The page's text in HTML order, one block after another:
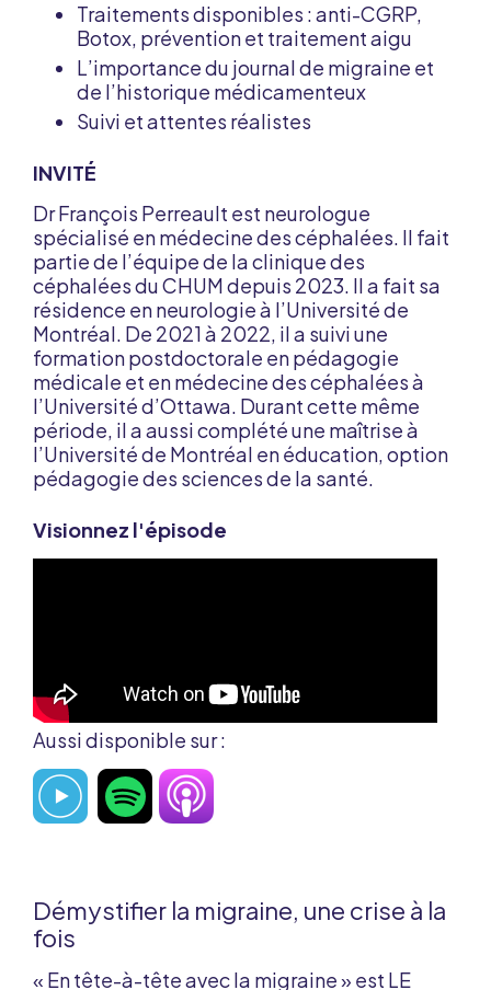
Traitements disponibles : anti-CGRP,
Botox, prévention et traitement aigu
L’importance du journal de migraine et
de l’historique médicamenteux
Suivi et attentes réalistes
INVITÉ
Dr François Perreault est neurologue
spécialisé en médecine des céphalées. Il fait
partie de l’équipe de la clinique des
céphalées du CHUM depuis 2023. Il a fait sa
résidence en neurologie à l’Université de
Montréal. De 2021 à 2022, il a suivi une
formation postdoctorale en pédagogie
médicale et en médecine des céphalées à
l’Université d’Ottawa. Durant cette même
période, il a aussi complété une maîtrise à
l’Université de Montréal en éducation, option
pédagogie des sciences de la santé.
Visionnez l'épisode
Aussi disponible sur :
Démystifier la migraine, une crise à la
fois
« En tête-à-tête avec la migraine » est LE